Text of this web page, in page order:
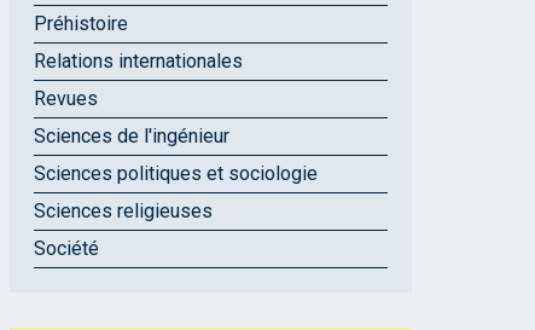
Préhistoire
Relations internationales
Revues
Sciences de l'ingénieur
Sciences politiques et sociologie
Sciences religieuses
Société